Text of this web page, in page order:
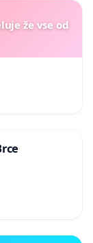
že vse od